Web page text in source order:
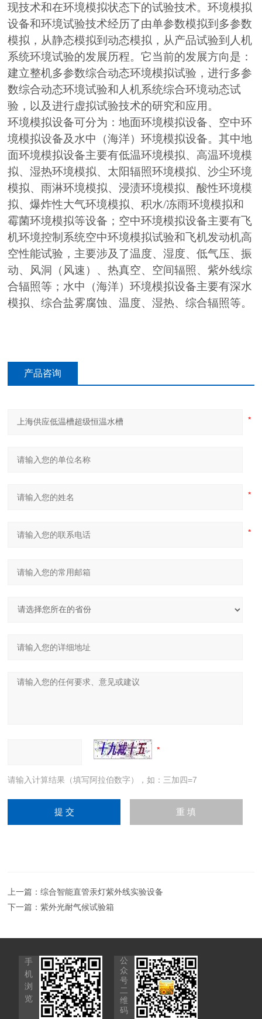
现技术和在环境模拟状态下的试验技术。环境模拟
设备和环境试验技术经历了由单参数模拟到多参数
模拟，从静态模拟到动态模拟，从产品试验到人机
系统环境试验的发展历程。它当前的发展方向是：
建立整机多参数综合动态环境模拟试验，进行多参
数综合动态环境试验和人机系统综合环境动态试
验，以及进行虚拟试验技术的研究和应用。
环境模拟设备可分为：地面环境模拟设备、空中环
境模拟设备及水中（海洋）环境模拟设备。其中地
面环境模拟设备主要有低温环境模拟、高温环境模
拟、湿热环境模拟、太阳辐照环境模拟、沙尘环境
模拟、雨淋环境模拟、浸渍环境模拟、酸性环境模
拟、爆炸性大气环境模拟、积水/冻雨环境模拟和
霉菌环境模拟等设备；空中环境模拟设备主要有飞
机环境控制系统空中环境模拟试验和飞机发动机高
空性能试验，主要涉及了温度、湿度、低气压、振
动、风洞（风速）、热真空、空间辐照、紫外线综
合辐照等；水中（海洋）环境模拟设备主要有深水
模拟、综合盐雾腐蚀、温度、湿热、综合辐照等。
产品咨询
请输入计算结果（填写阿拉伯数字），如：三加四=7
上一篇：综合智能直管汞灯紫外线实验设备
下一篇：紫外光耐气候试验箱
手
机
浏
览
公
众
号
二
维
码